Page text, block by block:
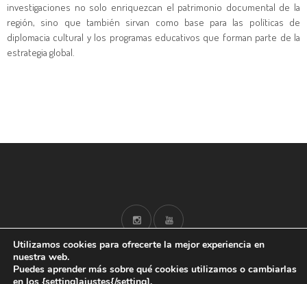
investigaciones no solo enriquezcan el patrimonio documental de la
región, sino que también sirvan como base para las políticas de
diplomacia cultural y los programas educativos que forman parte de la
estrategia global.
Utilizamos cookies para ofrecerte la mejor experiencia en
nuestra web.
Puedes aprender más sobre qué cookies utilizamos o cambiarlas